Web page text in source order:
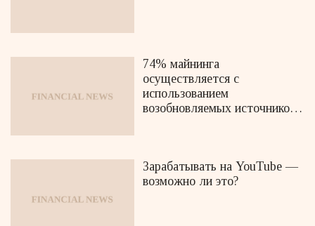
74% майнинга
осуществляется с
использованием
возобновляемых источников
Зарабатывать на YouTube —
возможно ли это?